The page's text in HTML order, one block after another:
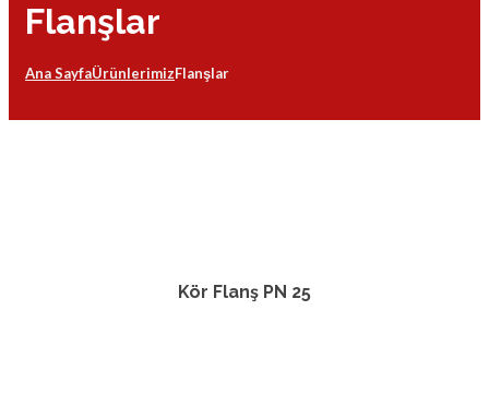
Flanşlar
Ana SayfaÜrünlerimizFlanşlar
Kör Flanş PN 25